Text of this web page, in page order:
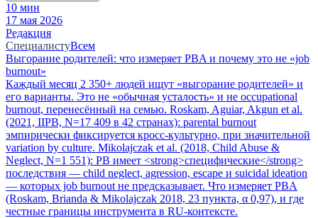
10 мин
17 мая 2026
Редакция
СпециалистуВсем
Выгорание родителей: что измеряет PBA и почему это не «job
burnout»
Каждый месяц 2 350+ людей ищут «выгорание родителей» и
его варианты. Это не «обычная усталость» и не occupational
burnout, перенесённый на семью. Roskam, Aguiar, Akgun et al.
(2021, IIPB, N=17 409 в 42 странах): parental burnout
эмпирически фиксируется кросс-культурно, при значительной
variation by culture. Mikolajczak et al. (2018, Child Abuse &
Neglect, N=1 551): PB имеет <strong>специфические</strong>
последствия — child neglect, agression, escape и suicidal ideation
— которых job burnout не предсказывает. Что измеряет PBA
(Roskam, Brianda & Mikolajczak 2018, 23 пункта, α 0,97), и где
честные границы инструмента в RU-контексте.